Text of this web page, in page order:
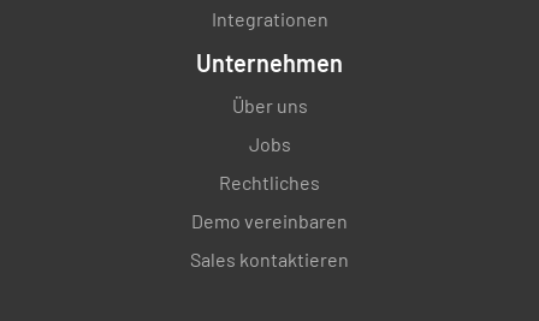
Integrationen
Unternehmen
Über uns
Jobs
Rechtliches
Demo vereinbaren
Sales kontaktieren